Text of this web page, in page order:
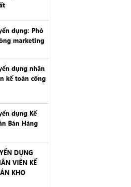
dụng: Phó
marketing
dụng nhân
kế toán công
dụng Kế
Bán Hàng
DỤNG
VIÊN KẾ
KHO